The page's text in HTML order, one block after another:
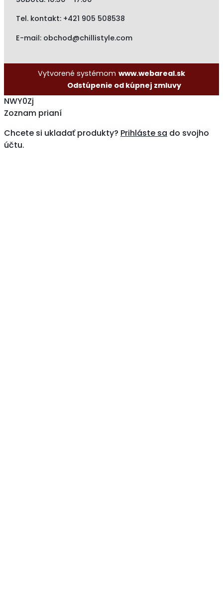
Tel. kontakt: +421 905 508538
E-mail: obchod@chillistyle.com
Vytvorené systémom www.webareal.sk
Odstúpenie od kúpnej zmluvy
NWY0Zj
Zoznam prianí
Chcete si ukladať produkty? Prihláste sa do svojho
účtu.